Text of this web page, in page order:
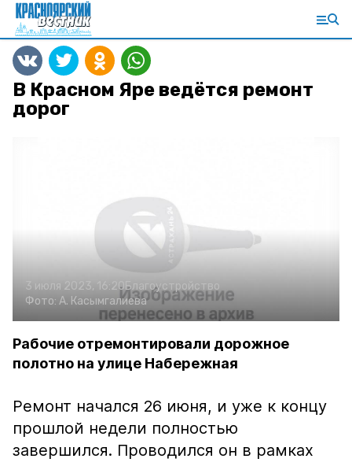
В Красном Яре ведётся ремонт
дорог
3 июля 2023, 16:20Благоустройство
Фото: А. Касымгалиева
Рабочие отремонтировали дорожное
полотно на улице Набережная
Ремонт начался 26 июня, и уже к концу
прошлой недели полностью
завершился. Проводился он в рамках